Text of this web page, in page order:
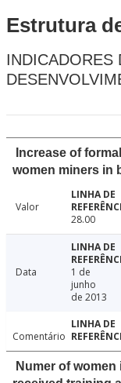
Estrutura
INDICADORES
Increase of
women miners in
Valor
28.00
Data
1 de
junho
de 2013
Comentário
Numer of